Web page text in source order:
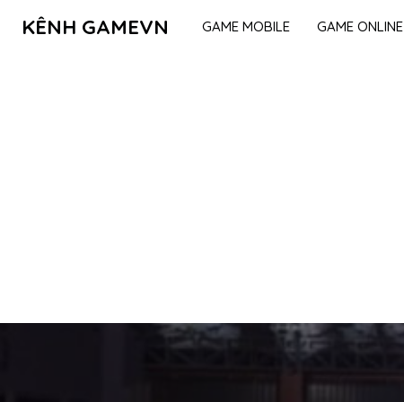
KÊNH GAMEVN GAME MOBILE GAME ONLINE